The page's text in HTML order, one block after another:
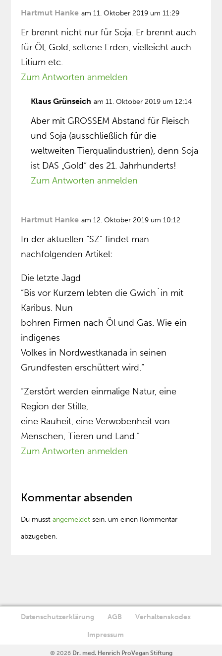
Hartmut Hanke am 11. Oktober 2019 um 11:29
Er brennt nicht nur für Soja. Er brennt auch
für Öl, Gold, seltene Erden, vielleicht auch
Litium etc.
Zum Antworten anmelden
Klaus Grünseich am 11. Oktober 2019 um 12:14
Aber mit GROSSEM Abstand für Fleisch
und Soja (ausschließlich für die
weltweiten Tierqualindustrien), denn Soja
ist DAS „Gold“ des 21. Jahrhunderts!
Zum Antworten anmelden
Hartmut Hanke am 12. Oktober 2019 um 10:12
In der aktuellen “SZ” findet man
nachfolgenden Artikel:
Die letzte Jagd
“Bis vor Kurzem lebten die Gwich`in mit
Karibus. Nun
bohren Firmen nach Öl und Gas. Wie ein
indigenes
Volkes in Nordwestkanada in seinen
Grundfesten erschüttert wird.”
“Zerstört werden einmalige Natur, eine
Region der Stille,
eine Rauheit, eine Verwobenheit von
Menschen, Tieren und Land.”
Zum Antworten anmelden
Kommentar absenden
Du musstangemeldet sein, um einen Kommentar
abzugeben.
Datenschutzerklärung AGB Verhaltenskodex
Impressum
© 2026 Dr. med. Henrich ProVegan Stiftung